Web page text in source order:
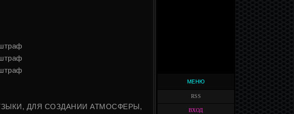
ДЛЯ СОЗДАНИИ АТМОСФЕРЫ,
МЕНЮ
RSS
ВХОД